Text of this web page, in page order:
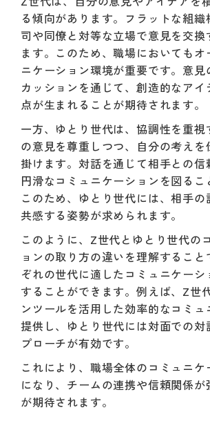
る傾向があります。フラットな組
司や同僚と対等な立場で意見を交換
ます。このため、職場においてもオ
ニケーション環境が重要です。意見
カッションを通じて、創造的なア
点が生まれることが期待されます。
一方、ゆとり世代は、協調性を重
の意見を尊重しつつ、自分の考え
掛けます。対話を通じて相手との信
円滑なコミュニケーションを図るこ
このため、ゆとり世代には、相手の
共感する姿勢が求められます。
このように、Z世代とゆとり世代の
ョンの取り方の違いを理解するこ
ぞれの世代に適したコミュニケー
することができます。例えば、Z世
ンツールを活用した効率的なコミュ
提供し、ゆとり世代には対面での対
プローチが有効です。
これにより、職場全体のコミュニ
になり、チームの連携や信頼関係が
が期待されます。